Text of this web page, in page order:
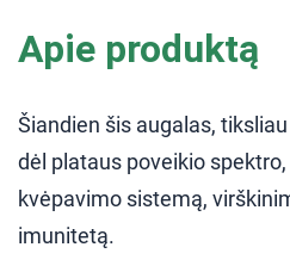
Apie produktą
Šiandien šis augalas,
dėl plataus poveikio
kvėpavimo sistemą,
imunitetą.